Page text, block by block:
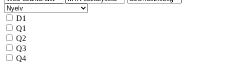
D1
Q1
Q2
Q3
Q4